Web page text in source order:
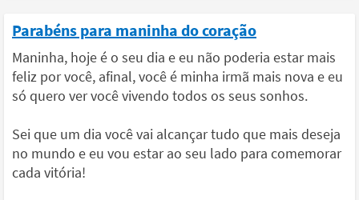
Parabéns para maninha do coração
Maninha, hoje é o seu dia e eu não poderia estar mais
feliz por você, afinal, você é minha irmã mais nova e eu
só quero ver você vivendo todos os seus sonhos.
Sei que um dia você vai alcançar tudo que mais deseja
no mundo e eu vou estar ao seu lado para comemorar
cada vitória!